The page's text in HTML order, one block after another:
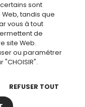
et articles.
sont
tandis que
vous à tout
de
site Web.
ou paramétrer
REFUSER TOUT